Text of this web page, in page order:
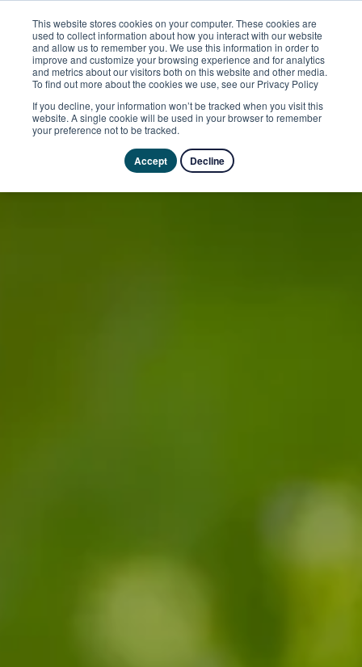
This website stores cookies on your computer. These cookies are
used to collect information about how you interact with our website
and allow us to remember you. We use this information in order to
improve and customize your browsing experience and for analytics
and metrics about our visitors both on this website and other media.
To find out more about the cookies we use, see our Privacy Policy
If you decline, your information won’t be tracked when you visit this
website. A single cookie will be used in your browser to remember
your preference not to be tracked.
Accept Decline